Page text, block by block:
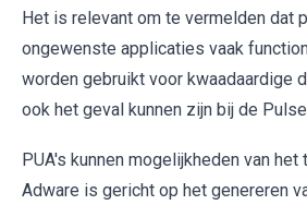
Het is relevant om te vermelden dat
ongewenste applicaties vaak
worden gebruikt voor kwaadaardige
ook het geval kunnen zijn bij de
PUA's kunnen mogelijkheden van het
Adware is gericht op het genereren